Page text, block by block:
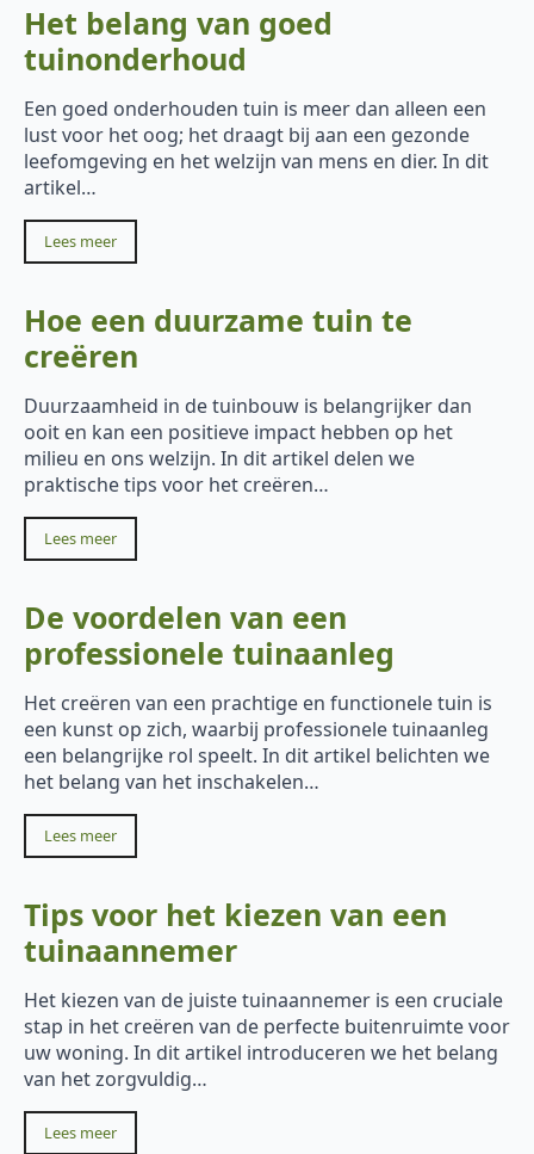
Het belang van goed
tuinonderhoud
Een goed onderhouden tuin is meer dan alleen een
lust voor het oog; het draagt bij aan een gezonde
leefomgeving en het welzijn van mens en dier. In dit
artikel…
Lees meer
Hoe een duurzame tuin te
creëren
Duurzaamheid in de tuinbouw is belangrijker dan
ooit en kan een positieve impact hebben op het
milieu en ons welzijn. In dit artikel delen we
praktische tips voor het creëren…
Lees meer
De voordelen van een
professionele tuinaanleg
Het creëren van een prachtige en functionele tuin is
een kunst op zich, waarbij professionele tuinaanleg
een belangrijke rol speelt. In dit artikel belichten we
het belang van het inschakelen…
Lees meer
Tips voor het kiezen van een
tuinaannemer
Het kiezen van de juiste tuinaannemer is een cruciale
stap in het creëren van de perfecte buitenruimte voor
uw woning. In dit artikel introduceren we het belang
van het zorgvuldig…
Lees meer